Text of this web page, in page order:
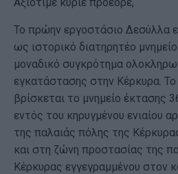
Το πρώην εργοστάσιο Δεσύλλα
ως ιστορικό διατηρητέο
μοναδικό συγκρότημα
εγκατάστασης στην Κέρκυρα.
βρίσκεται το μνημείο έκτασης
εντός του κηρυγμένου ενιαίου
της παλαιάς πόλης της
και στη ζώνη προστασίας της
Κέρκυρας εγγεγραμμένου στον